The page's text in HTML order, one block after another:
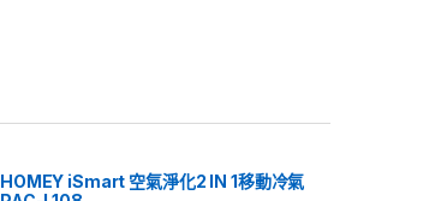
HOMEY iSmart 空氣淨化2 IN 1移動冷氣